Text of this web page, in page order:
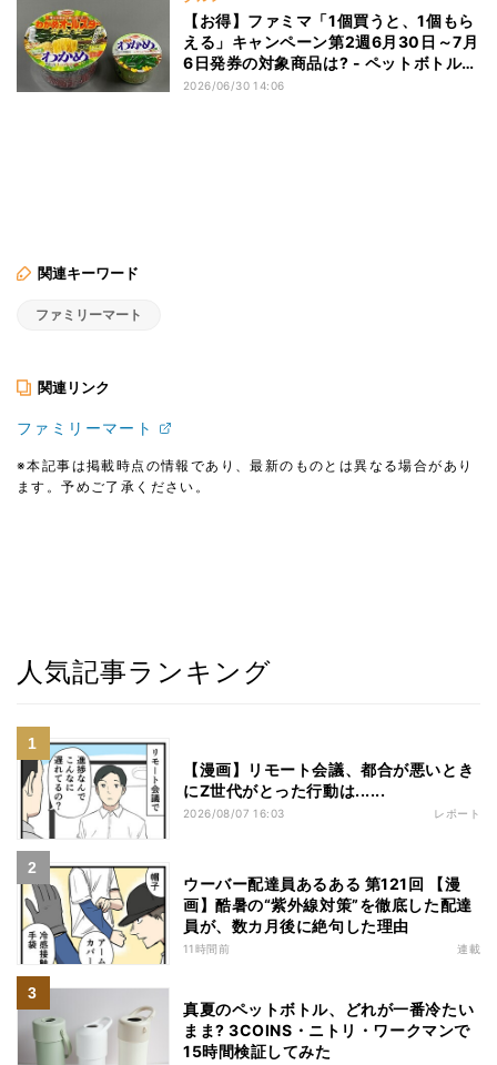
【お得】ファミマ「1個買うと、1個もら
える」キャンペーン第2週6月30日～7月
6日発券の対象商品は? - ペットボトル天
然水やわかめラーメンなど
2026/06/30 14:06
関連キーワード
ファミリーマート
関連リンク
ファミリーマート
※本記事は掲載時点の情報であり、最新のものとは異なる場合があり
ます。予めご了承ください。
人気記事ランキング
【漫画】リモート会議、都合が悪いとき
にZ世代がとった行動は......
2026/08/07 16:03 レポート
ウーバー配達員あるある 第121回 【漫
画】酷暑の“紫外線対策”を徹底した配達
員が、数カ月後に絶句した理由
11時間前 連載
真夏のペットボトル、どれが一番冷たい
まま? 3COINS・ニトリ・ワークマンで
15時間検証してみた